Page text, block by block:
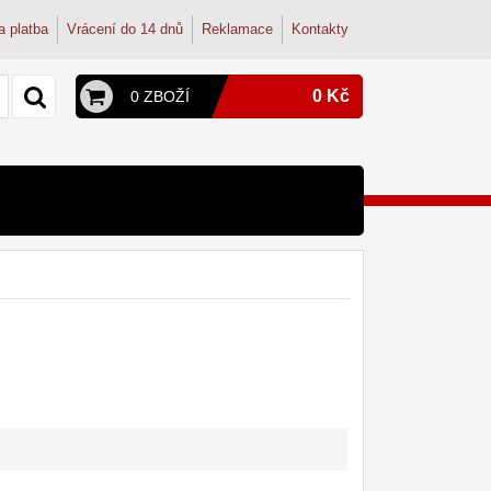
platba Vrácení do 14 dnů Reklamace Kontakty
0 ZBOŽÍ 0 Kč
a konvice